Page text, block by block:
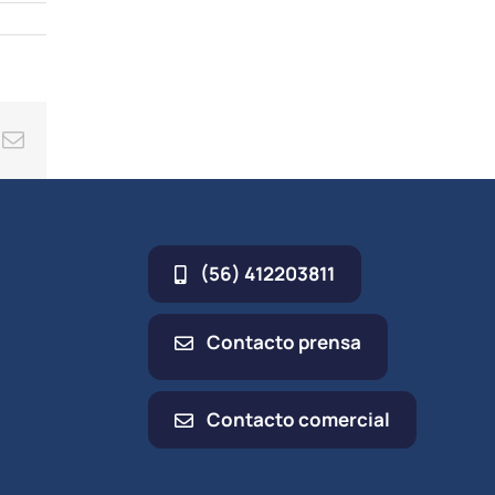
Correo
(56) 412203811
Contacto prensa
Contacto comercial